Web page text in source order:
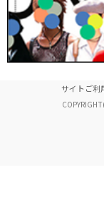
サイトご利